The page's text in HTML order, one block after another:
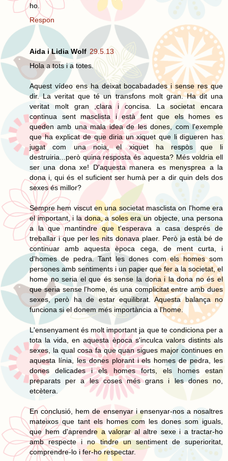
ho.
Respon
Aida i Lidia Wolf 29.5.13
Hola a tots i a totes.
Aquest vídeo ens ha deixat bocabadades i sense res que
dir. La veritat que té un transfons molt gran. Ha dit una
veritat molt gran ,clara i concisa. La societat encara
continua sent masclista i està fent que els homes es
queden amb una mala idea de les dones, com l'exemple
que ha explicat de que diria un xiquet que li digueren has
jugat com una noia, el xiquet ha respòs que li
destruiria...però quina resposta és aquesta? Més voldria ell
ser una dona xe! D'aquesta manera es menysprea a la
dona i, qui és el suficient ser humà per a dir quin dels dos
sexes és millor?
Sempre hem viscut en una societat masclista on l'home era
el important, i la dona, a soles era un objecte, una persona
a la que mantindre que t'esperava a casa després de
treballar i que per les nits donava plaer. Però ja està bé de
continuar amb aquesta època cega, de ment curta, i
d'homes de pedra. Tant les dones com els homes som
persones amb sentiments i un paper que fer a la societat, el
home no seria el que és sense la dona i la dona no és el
que seria sense l'home, és una complicitat entre amb dues
sexes, però ha de estar equilibrat. Aquesta balança no
funciona si el donem més importància a l'home.
L'ensenyament és molt important ja que te condiciona per a
tota la vida, en aquesta època s'inculca valors distints als
sexes, la qual cosa fa que quan sigues major continues en
aquesta línia, les dones plorant i els homes de pedra, les
dones delicades i els homes forts, els homes estan
preparats per a les coses més grans i les dones no,
etcètera.
En conclusió, hem de ensenyar i ensenyar-nos a nosaltres
mateixos que tant els homes com les dones som iguals,
que hem d'aprendre a valorar al altre sexe i a tractar-ho
amb respecte i no tindre un sentiment de superioritat,
comprendre-lo i fer-ho respectar.